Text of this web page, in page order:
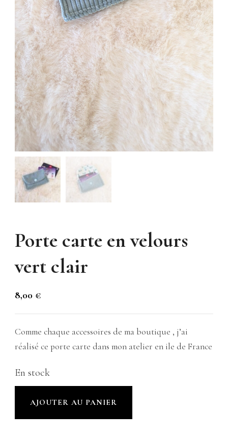
Porte carte en velours
vert clair
8,00 €
Comme chaque accessoires de ma boutique , j’ai
réalisé ce porte carte dans mon atelier en ile de France
En stock
AJOUTER AU PANIER